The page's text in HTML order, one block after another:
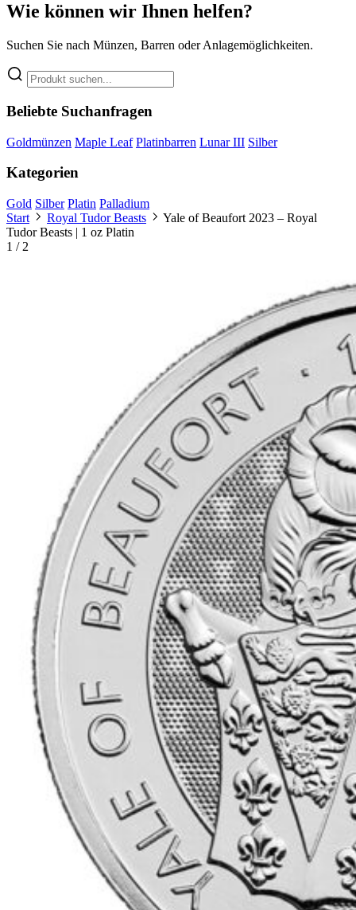
Wie können wir Ihnen helfen?
Suchen Sie nach Münzen, Barren oder Anlagemöglichkeiten.
Beliebte Suchanfragen
Goldmünzen Maple Leaf Platinbarren Lunar III Silber
Kategorien
Gold Silber Platin Palladium
Start
Royal Tudor Beasts
Yale of Beaufort 2023 – Royal
Tudor Beasts | 1 oz Platin
1 / 2